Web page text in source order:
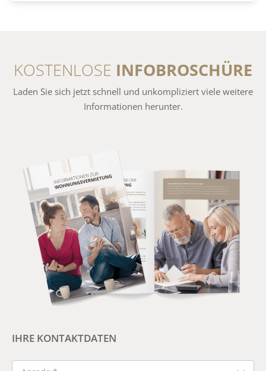
KOSTENLOSE INFOBROSCHÜRE
Laden Sie sich jetzt schnell und unkompliziert viele weitere
Informationen herunter.
IHRE KONTAKTDATEN